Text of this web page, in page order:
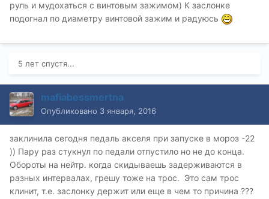
руль и мудохаться с винтовым зажимом) К заслонке
подогнал по диаметру винтовой зажим и радуюсь
5 лет спустя...
mafiabessmertna
Опубликовано 3 января, 2016
заклинила сегодня педаль акселя при запуске в мороз -22
)) Пару раз стукнул по педали отпустило но не до конца.
Обороты на нейтр. когда скидываешь задерживаются в
разных интервалах, грешу тоже на трос. Это сам трос
клинит, т.е. заслонку держит или еще в чем то причина ???